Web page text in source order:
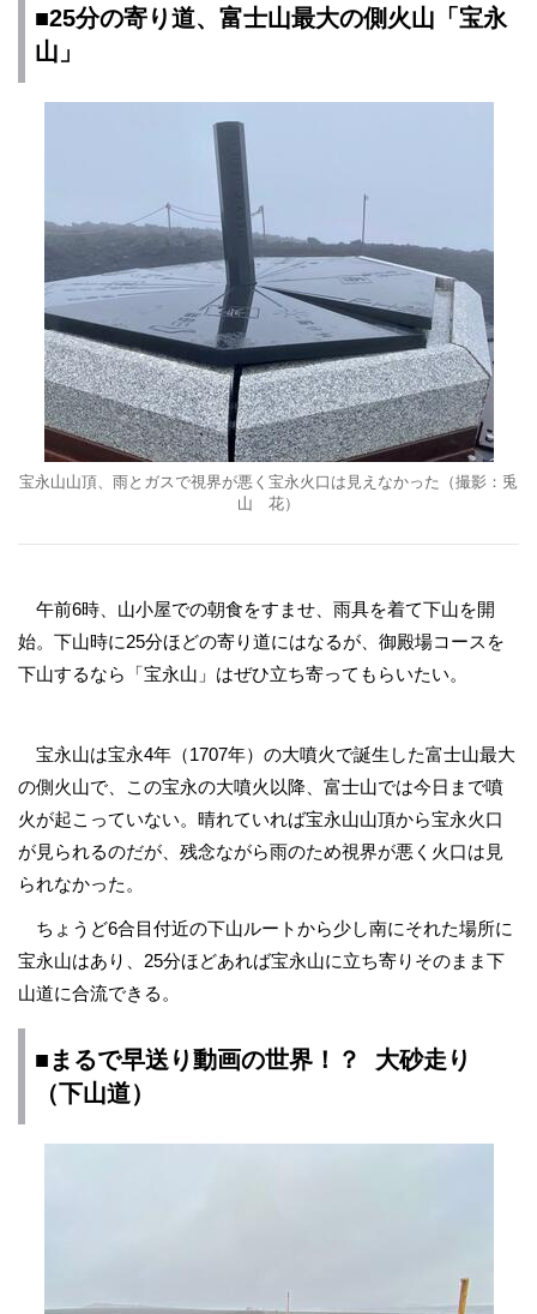
■25分の寄り道、富士山最大の側火山「宝永
山」
宝永山山頂、雨とガスで視界が悪く宝永火口は見えなかった（撮影：兎
山 花）
午前6時、山小屋での朝食をすませ、雨具を着て下山を開
始。下山時に25分ほどの寄り道にはなるが、御殿場コースを
下山するなら「宝永山」はぜひ立ち寄ってもらいたい。
宝永山は宝永4年（1707年）の大噴火で誕生した富士山最大
の側火山で、この宝永の大噴火以降、富士山では今日まで噴
火が起こっていない。晴れていれば宝永山山頂から宝永火口
が見られるのだが、残念ながら雨のため視界が悪く火口は見
られなかった。
ちょうど6合目付近の下山ルートから少し南にそれた場所に
宝永山はあり、25分ほどあれば宝永山に立ち寄りそのまま下
山道に合流できる。
■まるで早送り動画の世界！？ 大砂走り
（下山道）